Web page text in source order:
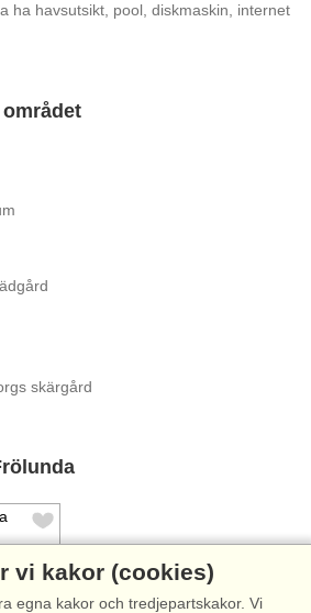
ha havsutsikt, pool, diskmaskin, internet
skärgård
vi kakor (cookies)
egna kakor och tredjepartskakor. Vi